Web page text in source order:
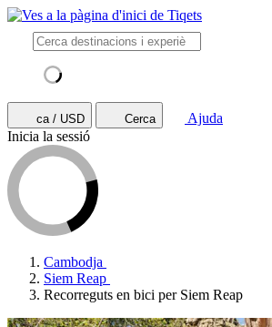
ca / USD Cerca
Ajuda
Inicia la sessió
Cambodja
Siem Reap
Recorreguts en bici per Siem Reap